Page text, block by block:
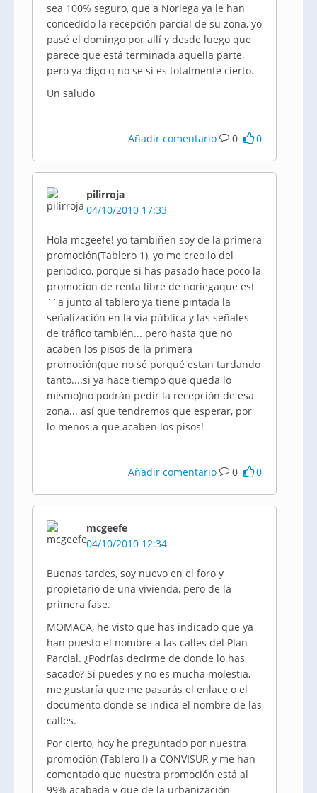
sea 100% seguro, que a Noriega ya le han
concedido la recepción parcial de su zona, yo
pasé el domingo por allí y desde luego que
parece que está terminada aquella parte,
pero ya digo q no se si es totalmente cierto.
Un saludo
Añadir comentario 0 0
pilirroja
04/10/2010 17:33
Hola mcgeefe! yo tambiñen soy de la primera
promoción(Tablero 1), yo me creo lo del
periodico, porque si has pasado hace poco la
promocion de renta libre de noriegaque est
´´a junto al tablero ya tiene pintada la
señalización en la via pública y las señales
de tráfico también... pero hasta que no
acaben los pisos de la primera
promoción(que no sé porqué estan tardando
tanto....si ya hace tiempo que queda lo
mismo)no podrán pedir la recepción de esa
zona... así que tendremos que esperar, por
lo menos a que acaben los pisos!
Añadir comentario 0 0
mcgeefe
04/10/2010 12:34
Buenas tardes, soy nuevo en el foro y
propietario de una vivienda, pero de la
primera fase.
MOMACA, he visto que has indicado que ya
han puesto el nombre a las calles del Plan
Parcial. ¿Podrías decirme de donde lo has
sacado? Si puedes y no es mucha molestia,
me gustaría que me pasarás el enlace o el
documento donde se indica el nombre de las
calles.
Por cierto, hoy he preguntado por nuestra
promoción (Tablero I) a CONVISUR y me han
comentado que nuestra promoción está al
99% acabada y que de la urbanización